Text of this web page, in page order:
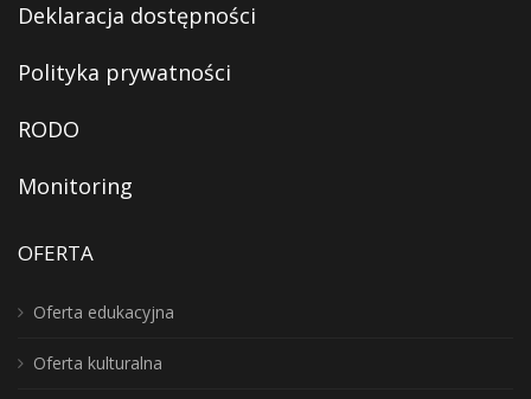
Deklaracja dostępności
Polityka prywatności
RODO
Monitoring
OFERTA
Oferta edukacyjna
Oferta kulturalna